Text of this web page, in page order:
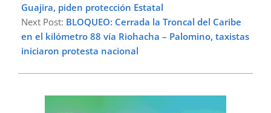
Guajira, piden protección Estatal
Next Post: BLOQUEO: Cerrada la Troncal del Caribe
en el kilómetro 88 vía Riohacha – Palomino, taxistas
iniciaron protesta nacional